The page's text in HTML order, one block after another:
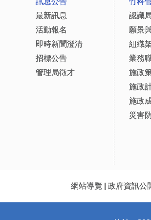
最新訊息
活動報名
即時新聞澄清
招標公告
管理局徵才
認識
願景
組織
業務
施政
施政
施政
災害
網站導覽 政府資訊公